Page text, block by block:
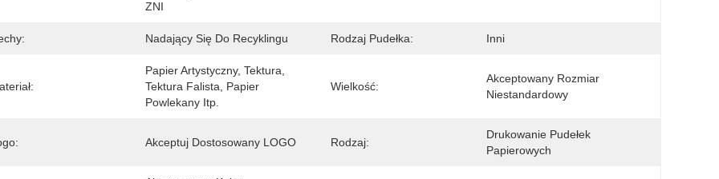
ZNI
Nadający Się Do Recyklingu Rodzaj Pudełka: Inni
Papier Artystyczny, Tektura,
Tektura Falista, Papier
Powlekany Itp.
Wielkość:
Akceptowany Rozmiar
Niestandardowy
Akceptuj Dostosowany LOGO Rodzaj:
Drukowanie Pudełek
Papierowych